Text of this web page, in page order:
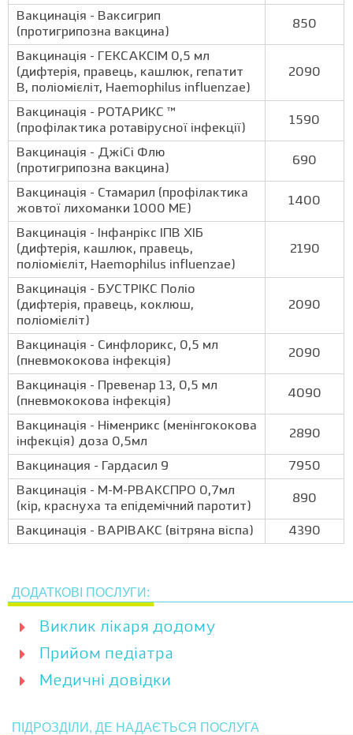
Вакцинація - Ваксигрип
(протигрипозна вакцина)
850
Вакцинація - ГЕКСАКСІМ 0,5 мл
(дифтерія, правець, кашлюк, гепатит
B, поліомієліт, Haemophilus influenzae)
2090
Вакцинація - РОТАРИКС ™
(профілактика ротавірусної інфекції)
1590
Вакцинація - ДжіСі Флю
(протигрипозна вакцина)
690
Вакцинація - Стамарил (профілактика
жовтої лихоманки 1000 МЕ)
1400
Вакцинація - Інфанрікс ІПВ ХІБ
(дифтерія, кашлюк, правець,
поліомієліт, Haemophilus influenzae)
2190
Вакцинація - БУСТРІКС Поліо
(дифтерія, правець, коклюш,
поліомієліт)
2090
Вакцинація - Синфлорикс, 0,5 мл
(пневмококова інфекція)
2090
Вакцинація - Превенар 13, 0,5 мл
(пневмококова інфекція)
4090
Вакцинація - Німенрикс (менінгококова
інфекція) доза 0,5мл
2890
Вакцинация - Гардасил 9
7950
Вакцинація - М-М-РВАКСПРО 0,7мл
(кір, краснуха та епідемічний паротит)
890
Вакцинація - ВАРІВАКС (вітряна віспа) 4390
ДОДАТКОВІ ПОСЛУГИ:
Виклик лікаря додому
Прийом педіатра
Медичні довідки
ПІДРОЗДІЛИ, ДЕ НАДАЄТЬСЯ ПОСЛУГА